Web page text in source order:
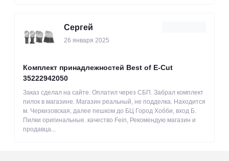
Сергей
26 января 2025
Комплект принадлежностей Best of E-Cut
35222942050
Заказ сделал на сайте. Оплатил через СБП. Забрал комплект
пилок в магазине. Магазин реальный, не подделка. Находится
м. Черкизовская, далее пешком до БЦ Город Хобби, вход Б.
Пилки оригинальные. качество Fein, Рекомендую магазин и
продавца...